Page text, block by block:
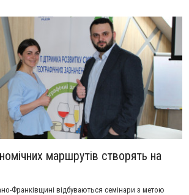
маршрутів створять на
Франківщині відбуваються семінари з метою